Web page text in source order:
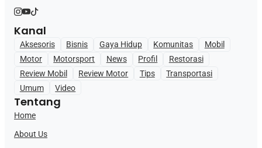
Kanal
Aksesoris Bisnis Gaya Hidup Komunitas
Mobil
Motor
Motorsport News Profil
Restorasi
Review Mobil
Review Motor Tips
Transportasi
Umum
Video
Tentang
Home
About Us